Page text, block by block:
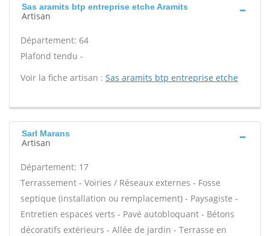
Sas aramits btp entreprise etche Aramits
Artisan
Département: 64
Plafond tendu -
Voir la fiche artisan : Sas aramits btp entreprise etche
Sarl Marans
Artisan
Département: 17
Terrassement - Voiries / Réseaux externes - Fosse
septique (installation ou remplacement) - Paysagiste -
Entretien espaces verts - Pavé autobloquant - Bétons
décoratifs extérieurs - Allée de jardin - Terrasse en